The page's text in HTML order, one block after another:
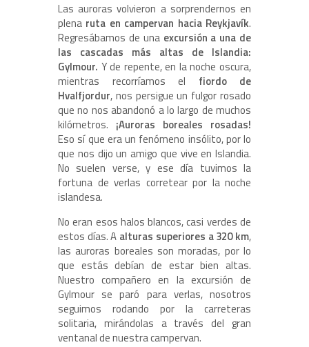
Las auroras volvieron a sorprendernos en
plena ruta en campervan hacia Reykjavík.
Regresábamos de una excursión a una de
las cascadas más altas de Islandia:
Gylmour. Y de repente, en la noche oscura,
mientras recorríamos el fiordo de
Hvalfjordur, nos persigue un fulgor rosado
que no nos abandonó a lo largo de muchos
kilómetros. ¡Auroras boreales rosadas!
Eso sí que era un fenómeno insólito, por lo
que nos dijo un amigo que vive en Islandia.
No suelen verse, y ese día tuvimos la
fortuna de verlas corretear por la noche
islandesa.
No eran esos halos blancos, casi verdes de
estos días. A alturas superiores a 320 km,
las auroras boreales son moradas, por lo
que estás debían de estar bien altas.
Nuestro compañero en la excursión de
Gylmour se paró para verlas, nosotros
seguimos rodando por la carreteras
solitaria, mirándolas a través del gran
ventanal de nuestra campervan.